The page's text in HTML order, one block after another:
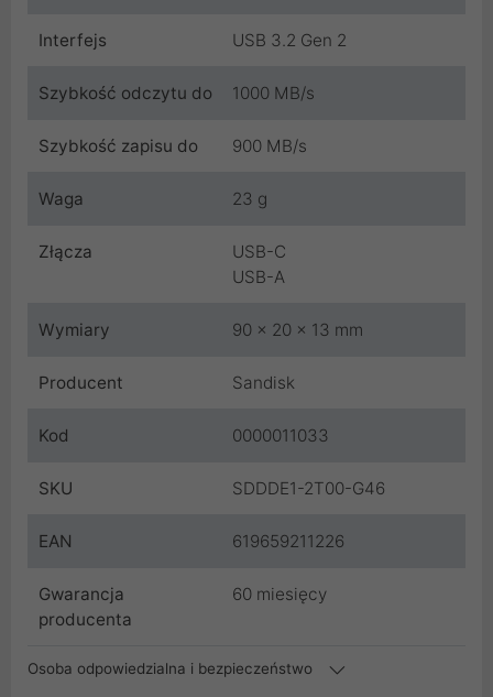
Interfejs USB 3.2 Gen 2
Szybkość odczytu do 1000 MB/s
Szybkość zapisu do 900 MB/s
Waga 23 g
Złącza
USB-C
USB-A
Wymiary 90 x 20 x 13 mm
Producent Sandisk
Kod 0000011033
SKU SDDDE1-2T00-G46
EAN 619659211226
Gwarancja
producenta
60 miesięcy
Osoba odpowiedzialna i bezpieczeństwo